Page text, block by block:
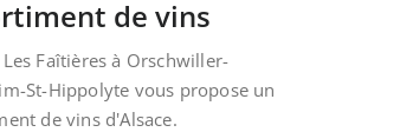
de vins
Les Faîtières à Orschwiller-
St-Hippolyte vous propose un
de vins d'Alsace.